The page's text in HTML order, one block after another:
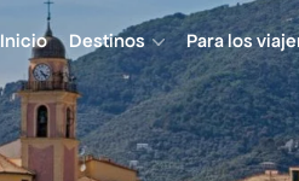
Inicio Destinos Para los